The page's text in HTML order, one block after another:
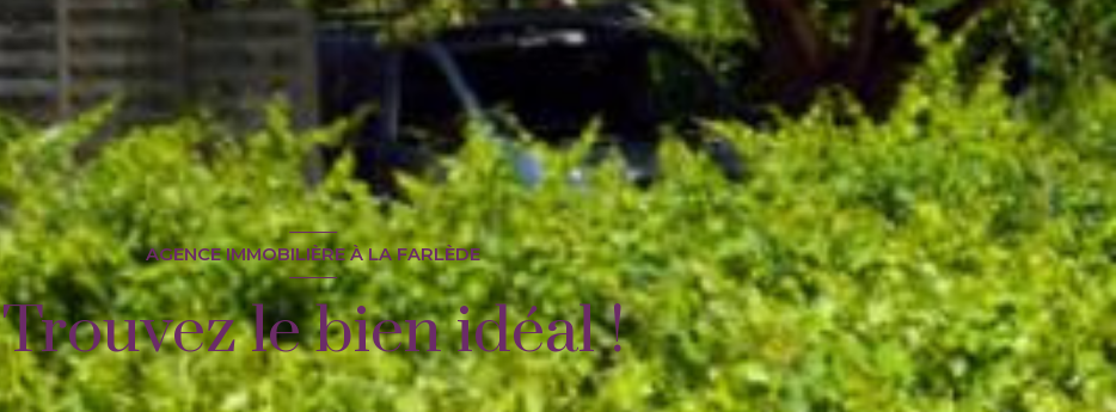
AGENCE IMMOBILIÈRE À LA FARLÈDE
Trouvez le bien idéal !